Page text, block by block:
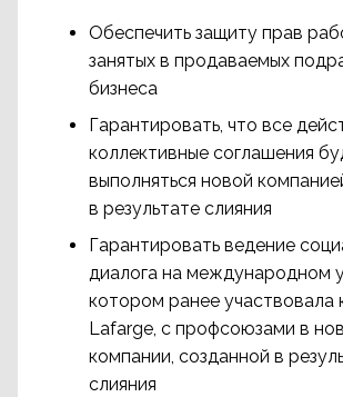
Обеспечить защиту прав
занятых в продаваемых
бизнеса
Гарантировать, что все
коллективные соглашения
выполняться новой
в результате слияния
Гарантировать ведение
диалога на международном
котором ранее участвовала
Lafarge, с профсоюзами в
компании, созданной в
слияния